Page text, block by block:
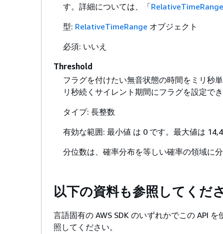
す。詳細については、「RelativeTimeRange
型: RelativeTimeRange オブジェクト
必須: いいえ
Threshold
フラグを付けたい無音状態の時間をミリ秒
リ秒続くサイレント期間にフラグを設定でき
タイプ: 長整数
有効な範囲: 最小値 は 0 です。最大値は
分位数は、確率分布を等しい確率の領域に分
以下の資料も参照してくださ
言語固有の AWS SDK のいずれかでこの API
照してください。